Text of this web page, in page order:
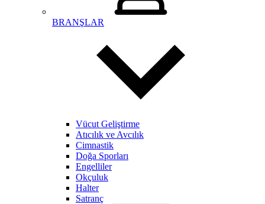
BRANŞLAR
Vücut Geliştirme
Atıcılık ve Avcılık
Cimnastik
Doğa Sporları
Engelliler
Okçuluk
Halter
Satranç